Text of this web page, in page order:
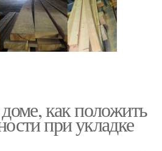
как положить
при укладке